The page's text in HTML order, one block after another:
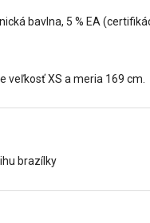
bavlna, 5 % EA
veľkosť XS a meria 169 cm.
brazílky